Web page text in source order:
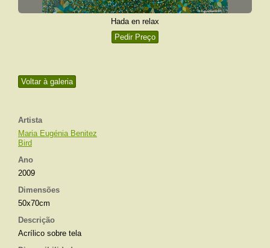
Voltar à galeria
Artista
Maria Eugénia Benitez
Bird
Ano
2009
Dimensões
50x70cm
Descrição
Acrílico sobre tela
Hada en relax
Pedir Preço